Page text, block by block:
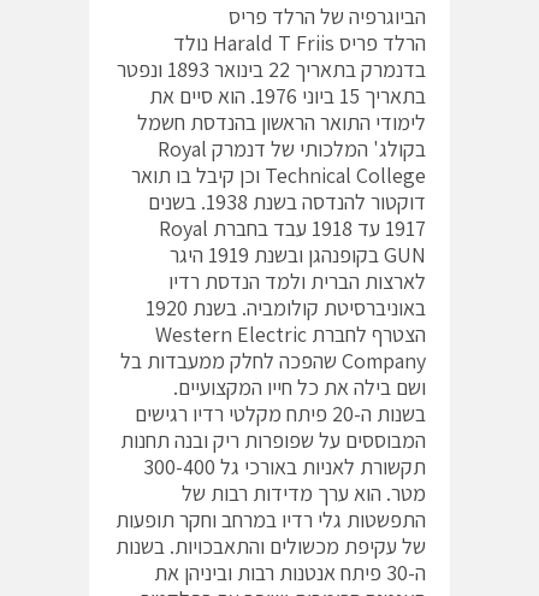
הביוגרפיה של הרלד פריס
הרלד פריס Harald T Friis נולד
בדנמרק בתאריך 22 בינואר 1893 ונפטר
בתאריך 15 ביוני 1976. הוא סיים את
לימודי התואר הראשון בהנדסת חשמל
בקולג' המלכותי של דנמרק Royal
Technical College וכן קיבל בו תואר
דוקטור להנדסה בשנת 1938. בשנים
1917 עד 1918 עבד בחברת Royal
GUN בקופנהגן ובשנת 1919 היגר
לארצות הברית ולמד הנדסת רדיו
באוניברסיטת קולומביה. בשנת 1920
הצטרף לחברת Western Electric
Company שהפכה לחלק ממעבדות בל
ושם בילה את כל חייו המקצועיים.
בשנות ה-20 פיתח מקלטי רדיו רגישים
המבוססים על שפופרות ריק ובנה תחנות
תקשורת לאניות באורכי גל 300-400
מטר. הוא ערך מדידות רבות של
התפשטות גלי רדיו במרחב וחקר תופעות
של עקיפת מכשולים והתאבכויות. בשנות
ה-30 פיתח אנטנות רבות וביניהן את